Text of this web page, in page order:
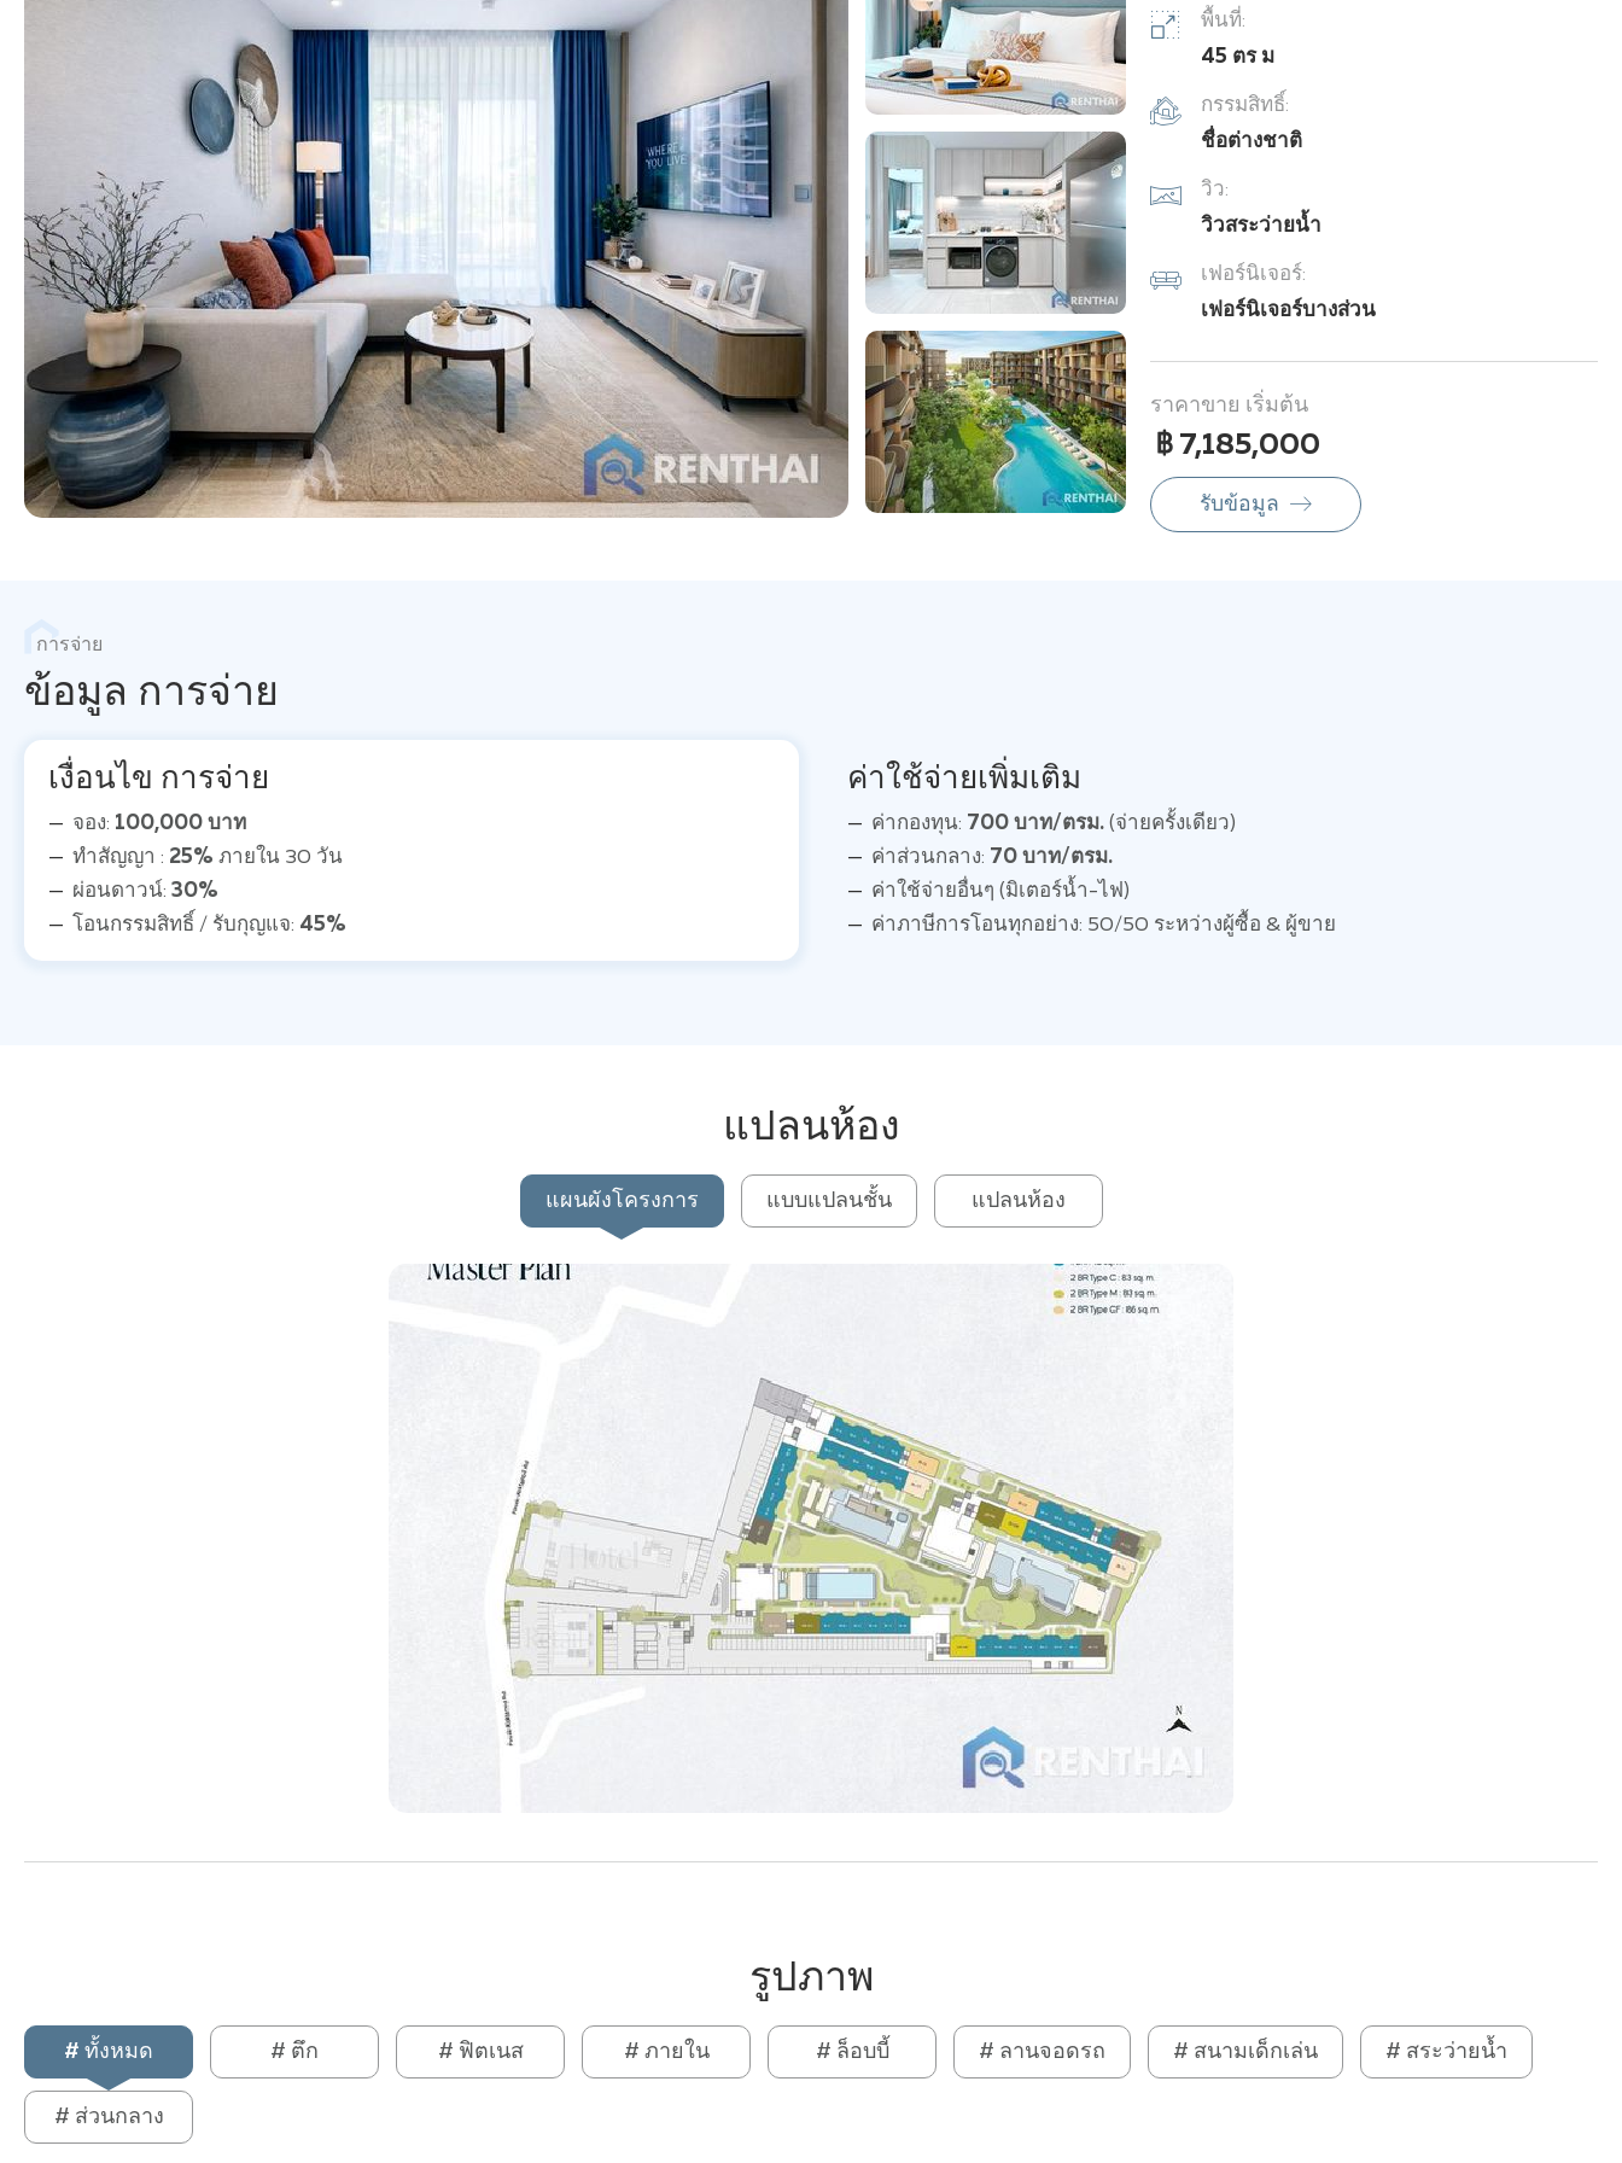
พื้นที่:
45 ตร ม
กรรมสิทธิ์:
ชื่อต่างชาติ
วิว:
วิวสระว่ายน้ำ
เฟอร์นิเจอร์:
เฟอร์นิเจอร์บางส่วน
ราคาขาย เริ่มต้น
฿ 7,185,000
รับข้อมูล
การจ่าย
ข้อมูล การจ่าย
เงื่อนไข การจ่าย
จอง: 100,000 บาท
ทำสัญญา : 25% ภายใน 30 วัน
ผ่อนดาวน์: 30%
โอนกรรมสิทธิ์ / รับกุญแจ: 45%
ค่าใช้จ่ายเพิ่มเติม
ค่ากองทุน: 700 บาท/ตรม. (จ่ายครั้งเดียว)
ค่าส่วนกลาง: 70 บาท/ตรม.
ค่าใช้จ่ายอื่นๆ (มิเตอร์น้ำ-ไฟ)
ค่าภาษีการโอนทุกอย่าง: 50/50 ระหว่างผู้ซื้อ & ผู้ขาย
แปลนห้อง
แผนผังโครงการ แบบแปลนชั้น แปลนห้อง
รูปภาพ
# ทั้งหมด # ตึก # ฟิตเนส # ภายใน # ล็อบบี้ # ลานจอดรถ # สนามเด็กเล่น # สระว่ายน้ำ
# ส่วนกลาง